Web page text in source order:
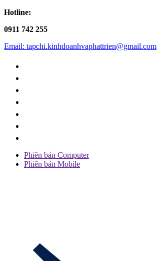
Hotline:
0911 742 255
Email: tapchi.kinhdoanhvaphattrien@gmail.com
Phiên bản Computer
Phiên bản Mobile